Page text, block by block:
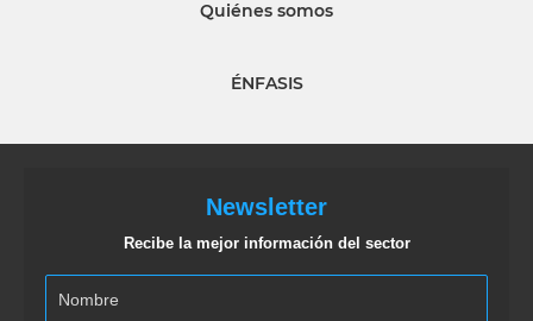
Quiénes somos
ÉNFASIS
Newsletter
Recibe la mejor información del sector